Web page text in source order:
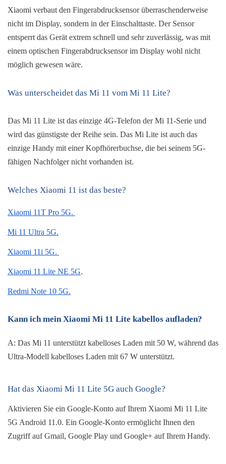
Xiaomi verbaut den Fingerabdrucksensor überraschenderweise
nicht im Display, sondern in der Einschalttaste. Der Sensor
entsperrt das Gerät extrem schnell und sehr zuverlässig, was mit
einem optischen Fingerabdrucksensor im Display wohl nicht
möglich gewesen wäre.
Was unterscheidet das Mi 11 vom Mi 11 Lite?
Das Mi 11 Lite ist das einzige 4G-Telefon der Mi 11-Serie und
wird das günstigste der Reihe sein. Das Mi Lite ist auch das
einzige Handy mit einer Kopfhörerbuchse, die bei seinem 5G-
fähigen Nachfolger nicht vorhanden ist.
Welches Xiaomi 11 ist das beste?
Xiaomi 11T Pro 5G.
Mi 11 Ultra 5G.
Xiaomi 11i 5G.
Xiaomi 11 Lite NE 5G.
Redmi Note 10 5G.
Kann ich mein Xiaomi Mi 11 Lite kabellos aufladen?
A: Das Mi 11 unterstützt kabelloses Laden mit 50 W, während das
Ultra-Modell kabelloses Laden mit 67 W unterstützt.
Hat das Xiaomi Mi 11 Lite 5G auch Google?
Aktivieren Sie ein Google-Konto auf Ihrem Xiaomi Mi 11 Lite
5G Android 11.0. Ein Google-Konto ermöglicht Ihnen den
Zugriff auf Gmail, Google Play und Google+ auf Ihrem Handy.